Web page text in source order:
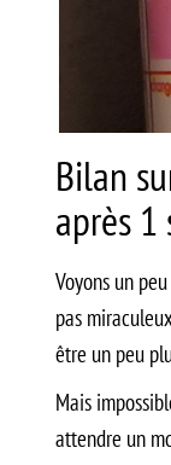
Bilan
après 1
Voyons un
pas
être un peu
Mais
attendre un